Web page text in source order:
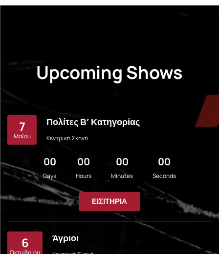
ΛΕΠΤΟΜΈΡΕΙΕΣ
Upcoming Shows
7
Μαΐου
Πολίτες Β’ Κατηγορίας
Κεντρική Σκηνή
00
Days
00
Hours
00
Minutes
00
Seconds
ΕΙΣΙΤΉΡΙΑ
6
Οκτωβρίου
Άγριοι